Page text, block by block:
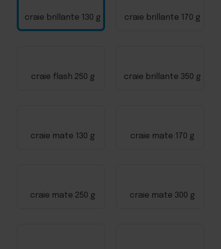
craie brillante 130 g craie brillante 170 g
craie flash 250 g craie brillante 350 g
craie mate 130 g craie mate 170 g
craie mate 250 g craie mate 300 g